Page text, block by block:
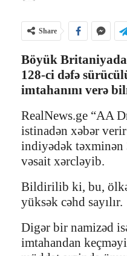
Share
Böyük
128-ci dəfə
imtahanını verə
RealNews.ge “AA
istinadən xəbər
indiyədək
vəsait xərcləyib.
Bildirilib ki, bu,
yüksək cəhd sayılır.
Digər bir namizəd
imtahandan